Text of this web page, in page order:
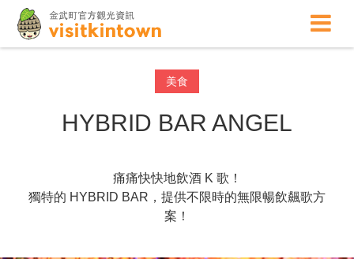
美食
HYBRID BAR ANGEL
痛痛快快地飲酒 K 歌！
獨特的 HYBRID BAR，提供不限時的無限暢飲飆歌方
案！